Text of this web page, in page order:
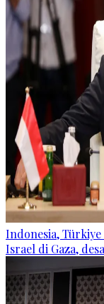
Indonesia,
Israel di Gaza,